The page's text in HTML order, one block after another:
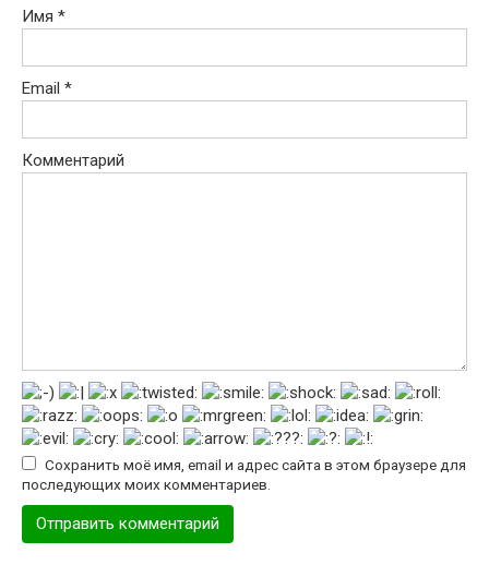
Имя *
Email *
Комментарий
Сохранить моё имя, email и адрес сайта в этом браузере для
последующих моих комментариев.